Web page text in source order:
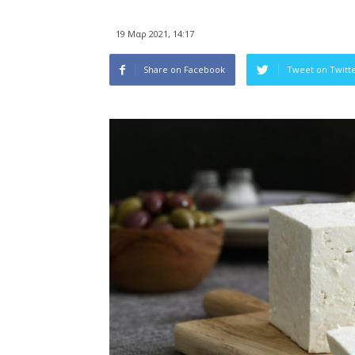
19 Μαρ 2021, 14:17
Share on Facebook Tweet on